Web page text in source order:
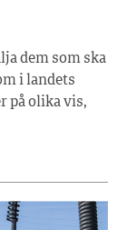
dem som ska
i landets
på olika vis,